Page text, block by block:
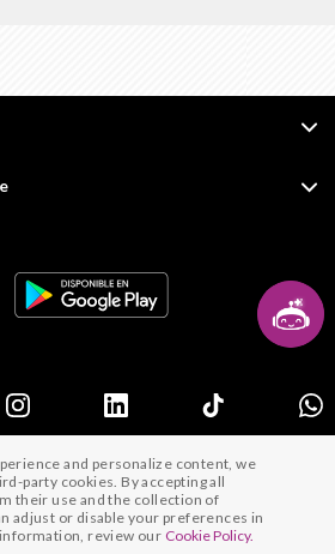
son marcas registradas de Volaris
condiciones para volaris.com
Aviso de Privacidad
and personalize content, we
party cookies. By accepting all
their use and the collection of
adjust or disable your preferences in
review our Cookie Policy.